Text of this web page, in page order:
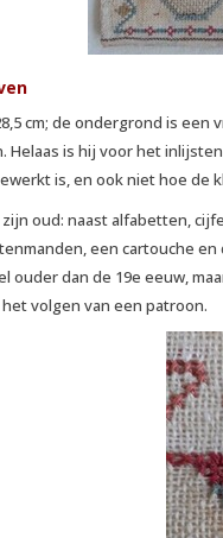
cm; de ondergrond is
Helaas is hij voor het
is, en ook niet hoe de
oud: naast alfabetten,
een cartouche
ouder dan de 19e eeuw,
volgen van een patroon.